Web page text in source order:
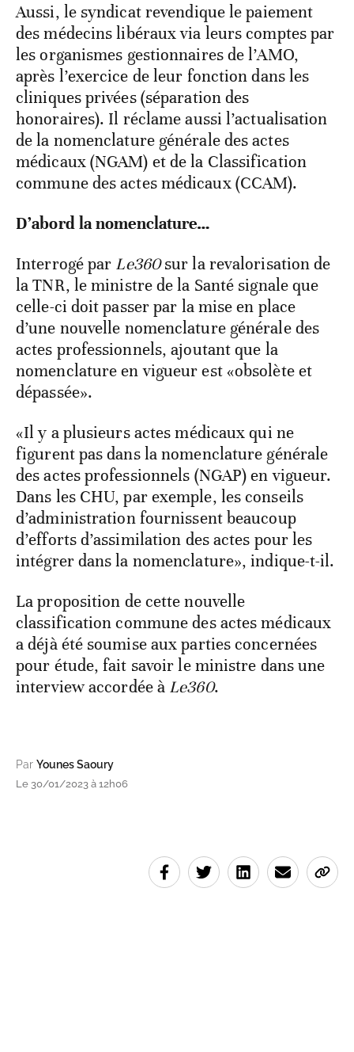
Aussi, le syndicat revendique le paiement
des médecins libéraux via leurs comptes par
les organismes gestionnaires de l’AMO,
après l’exercice de leur fonction dans les
cliniques privées (séparation des
honoraires). Il réclame aussi l’actualisation
de la nomenclature générale des actes
médicaux (NGAM) et de la Classification
commune des actes médicaux (CCAM).
D’abord la nomenclature…
Interrogé par Le360sur la revalorisation de
la TNR, le ministre de la Santé signale que
celle-ci doit passer par la mise en place
d’une nouvelle nomenclature générale des
actes professionnels, ajoutant que la
nomenclature en vigueur est «obsolète et
dépassée».
«Il y a plusieurs actes médicaux qui ne
figurent pas dans la nomenclature générale
des actes professionnels (NGAP) en vigueur.
Dans les CHU, par exemple, les conseils
d’administration fournissent beaucoup
d’efforts d’assimilation des actes pour les
intégrer dans la nomenclature», indique-t-il.
La proposition de cette nouvelle
classification commune des actes médicaux
a déjà été soumise aux parties concernées
pour étude, fait savoir le ministre dans une
interview accordée à Le360.
Par Younes Saoury
Le 30/01/2023 à 12h06